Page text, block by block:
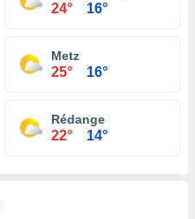
24° 16°
Metz
25° 16°
Rédange
22° 14°